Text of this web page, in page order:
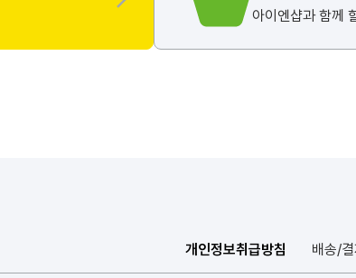
아이엔샵과 함께
개인정보취급방침 배송/